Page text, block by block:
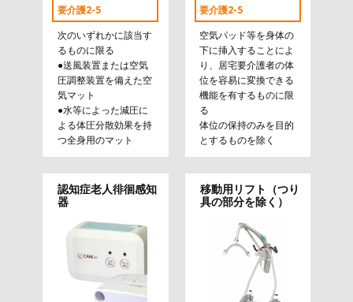
要介護2-5
次のいずれかに該当す
るものに限る
●送風装置または空気
圧調整装置を備えた空
気マット
●水等によった減圧に
よる体圧分散効果を持
つ全身用のマット
要介護2-5
空気パッド等を身体の
下に挿入することによ
り、居宅要介護者の体
位を容易に変換できる
機能を有するものに限
る
体位の保持のみを目的
とするものを除く
認知症老人徘徊感知
器
移動用リフト（つり
具の部分を除く）